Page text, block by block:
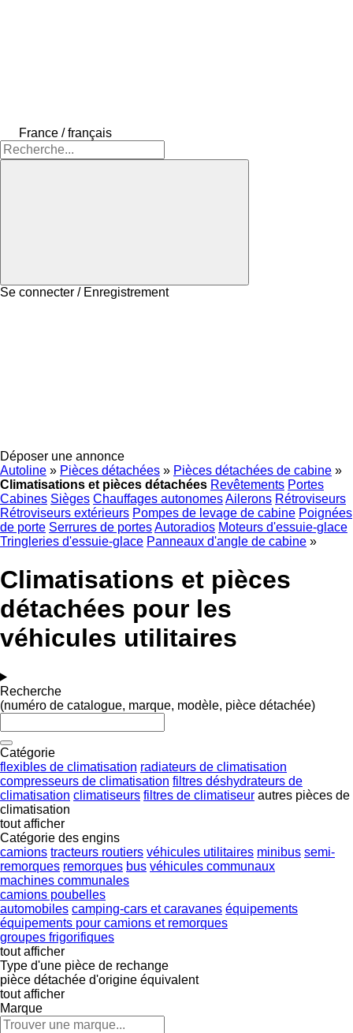
France / français
Se connecter / Enregistrement
Déposer une annonce
Autoline » Pièces détachées » Pièces détachées de cabine »
Climatisations et pièces détachées Revêtements Portes
Cabines Sièges Chauffages autonomesAilerons Rétroviseurs
Rétroviseurs extérieurs Pompes de levage de cabine Poignées
de porte Serrures de portesAutoradios Moteurs d'essuie-glace
Tringleries d'essuie-glace Panneaux d'angle de cabine »
Climatisations et pièces
détachées pour les
véhicules utilitaires
Recherche
(numéro de catalogue, marque, modèle, pièce détachée)
Catégorie
flexibles de climatisation radiateurs de climatisation
compresseurs de climatisation filtres déshydrateurs de
climatisation climatiseurs filtres de climatiseur autres pièces de
climatisation
tout afficher
Catégorie des engins
camions tracteurs routiers véhicules utilitaires minibus semi-
remorques remorques bus véhicules communaux
machines communales
camions poubelles
automobiles camping-cars et caravanes équipements
équipements pour camions et remorques
groupes frigorifiques
tout afficher
Type d'une pièce de rechange
pièce détachée d'origine équivalent
tout afficher
Marque